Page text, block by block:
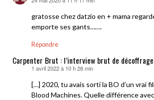
gratosse chez datzio en + mama
emporte ses gants…….
Répondre
Carpenter Brut : l’interview brut de
1 avril 2022 à 10 h 26 min
[…] 2020, tu avais sorti la BO d’un vrai
Blood Machines. Quelle différence